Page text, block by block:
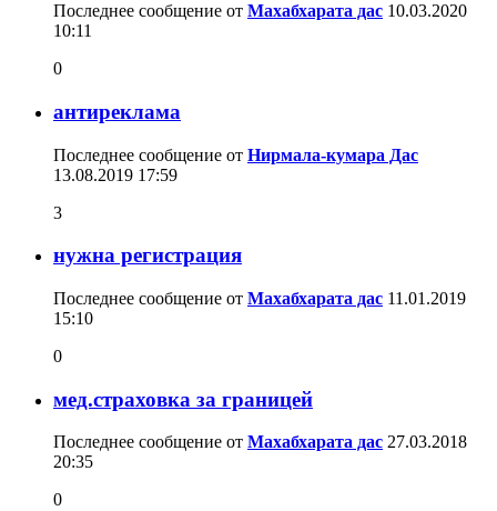
Последнее сообщение от Махабхарата дас 10.03.2020
10:11
0
антиреклама
Последнее сообщение от Нирмала-кумара Дас
13.08.2019 17:59
3
нужна регистрация
Последнее сообщение от Махабхарата дас 11.01.2019
15:10
0
мед.страховка за границей
Последнее сообщение от Махабхарата дас 27.03.2018
20:35
0